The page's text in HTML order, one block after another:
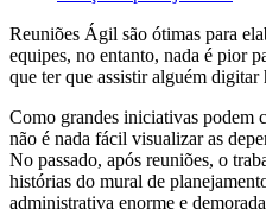
Reuniões Ágil são ótimas para
equipes, no entanto, nada é pior
que ter que assistir alguém digitar
Como grandes iniciativas podem
não é nada fácil visualizar as
No passado, após reuniões, o
histórias do mural de
administrativa enorme e